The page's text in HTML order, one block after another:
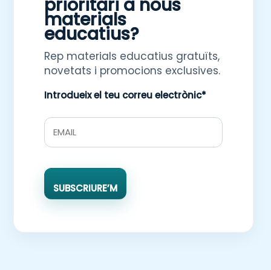
prioritari a nous
materials
educatius?
Rep materials educatius gratuïts,
novetats i promocions exclusives.
Introdueix el teu correu electrònic*
SUBSCRIURE’M